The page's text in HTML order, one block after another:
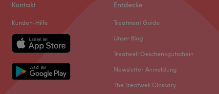
Kontakt
Kunden-Hilfe
Entdecke
Treatment Guide
Unser Blog
Treatwell Geschenkgutschein
Newsletter Anmeldung
The Treatwell Glossary